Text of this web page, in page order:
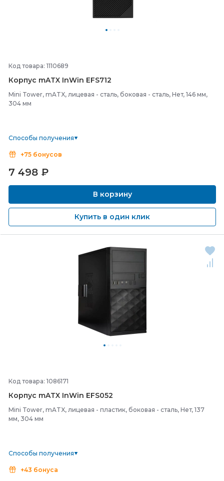
Код товара: 1110689
Корпус mATX InWin EFS712
Mini Tower, mATX, лицевая - сталь, боковая - сталь, Нет, 146 мм,
304 мм
Способы получения
+75 бонусов
7 498 ₽
В корзину
Купить в один клик
Код товара: 1086171
Корпус mATX InWin EFS052
Mini Tower, mATX, лицевая - пластик, боковая - сталь, Нет, 137
мм, 304 мм
Способы получения
+43 бонуса